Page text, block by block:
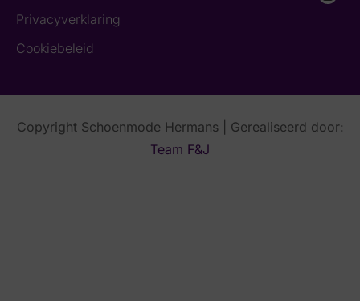
Privacyverklaring
Cookiebeleid
Copyright Schoenmode Hermans | Gerealiseerd door:
Team F&J